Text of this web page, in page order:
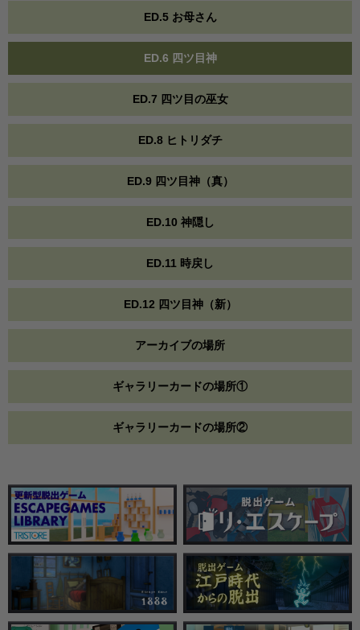
ED.5 お母さん
ED.6 四ツ目神
ED.7 四ツ目の巫女
ED.8 ヒトリダチ
ED.9 四ツ目神（真）
ED.10 神隠し
ED.11 時戻し
ED.12 四ツ目神（新）
アーカイブの場所
ギャラリーカードの場所①
ギャラリーカードの場所②